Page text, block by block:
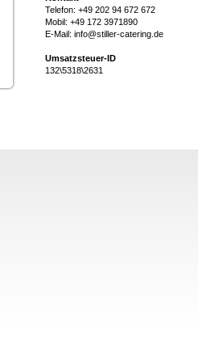
Telefon: +49 202 94 672 672
Mobil: +49 172 3971890
E-Mail: info@stiller-catering.de
Umsatzsteuer-ID
132\5318\2631